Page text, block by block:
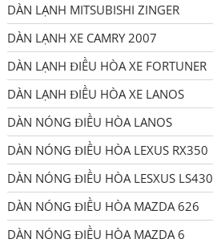
DÀN LẠNH MITSUBISHI ZINGER
DÀN LẠNH XE CAMRY 2007
DÀN LẠNH ĐIỀU HÒA XE FORTUNER
DÀN LẠNH ĐIỀU HÒA XE LANOS
DÀN NÓNG ĐIỀU HÒA LANOS
DÀN NÓNG ĐIỀU HÒA LEXUS RX350
DÀN NÓNG ĐIỀU HÒA LESXUS LS430
DÀN NÓNG ĐIỀU HÒA MAZDA 626
DÀN NÓNG ĐIỀU HÒA MAZDA 6